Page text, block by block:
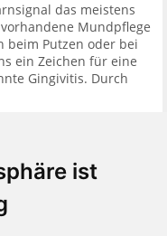
ist
das meistens
Mundpflege
beim Putzen oder bei
ein Zeichen für eine
Gingivitis. Durch